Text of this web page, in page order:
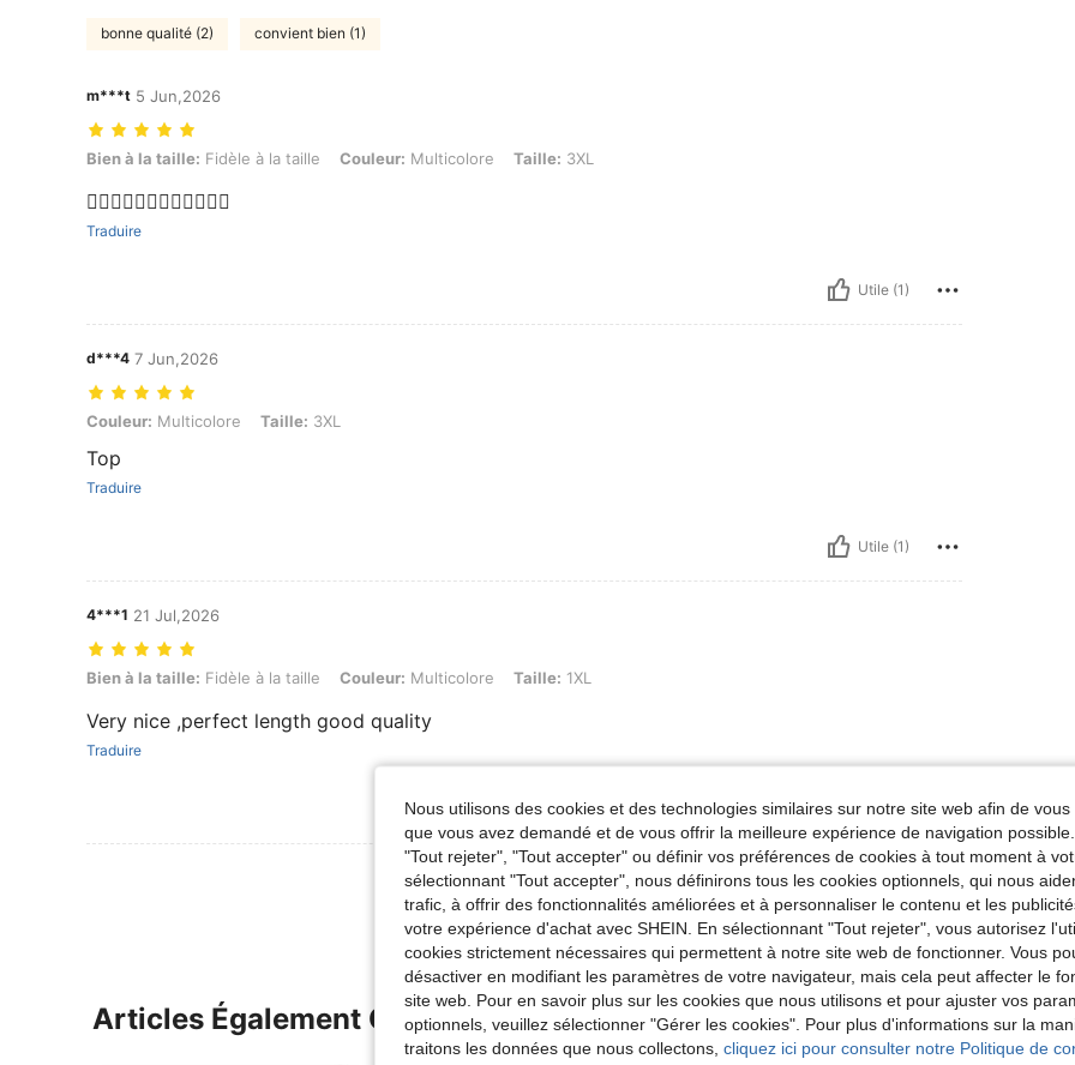
bonne qualité (2) convient bien (1)
m***t 5 Jun,2026
Bien à la taille: Fidèle à la taille, Couleur: Multicolore, Taille: 3XL
Bien à la taille: Fidèle à la taille Couleur: Multicolore Taille: 3XL
👍🏽👍🏽👍🏽👍🏽👍🏽👍🏽
Traduire
Utile (1)
d***4 7 Jun,2026
Couleur: Multicolore, Taille: 3XL
Couleur: Multicolore Taille: 3XL
Top
Traduire
Utile (1)
4***1 21 Jul,2026
Bien à la taille: Fidèle à la taille, Couleur: Multicolore, Taille: 1XL
Bien à la taille: Fidèle à la taille Couleur: Multicolore Taille: 1XL
Very nice ,perfect length good quality
Traduire
Utile (0)
Voir Plus D'avis
Articles Également Consultés
Nous utilisons des cookies et des technologies similaires sur notre site web afin de
que vous avez demandé et de vous offrir la meilleure expérience de navigation
"Tout rejeter", "Tout accepter" ou définir vos préférences de cookies à tout moment à
sélectionnant "Tout accepter", nous définirons tous les cookies optionnels, qui nous
trafic, à offrir des fonctionnalités améliorées et à personnaliser le contenu et les
votre expérience d'achat avec SHEIN. En sélectionnant "Tout rejeter", vous autorisez
cookies strictement nécessaires qui permettent à notre site web de fonctionner. Vous
désactiver en modifiant les paramètres de votre navigateur, mais cela peut affecter le
site web. Pour en savoir plus sur les cookies que nous utilisons et pour ajuster vos
optionnels, veuillez sélectionner "Gérer les cookies". Pour plus d'informations sur la
traitons les données que nous collectons, cliquez ici pour consulter notre Politique de